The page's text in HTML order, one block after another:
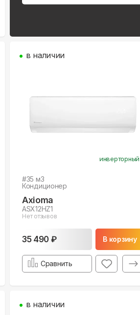
инверторный
#35 м3
Кондиционер
Axioma
ASX12HZ1
Нет отзывов
35 490 ₽ В корзину
в наличии
Сравнить
в наличии